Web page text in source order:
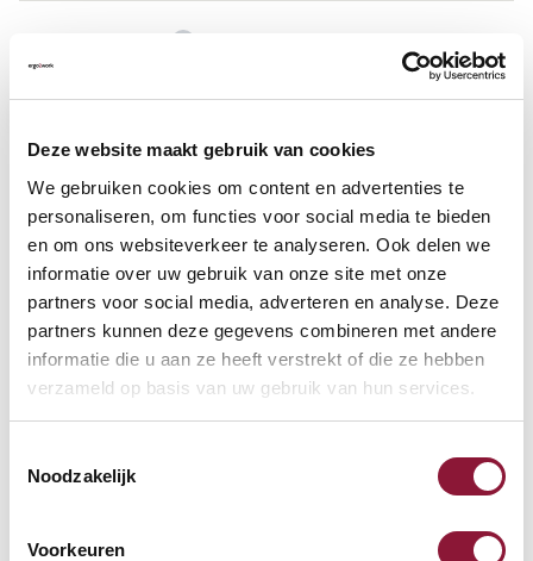
Deze website maakt gebruik van cookies
We gebruiken cookies om content en advertenties te
personaliseren, om functies voor social media te bieden
en om ons websiteverkeer te analyseren. Ook delen we
informatie over uw gebruik van onze site met onze
partners voor social media, adverteren en analyse. Deze
partners kunnen deze gegevens combineren met andere
informatie die u aan ze heeft verstrekt of die ze hebben
verzameld op basis van uw gebruik van hun services.
Noodzakelijk
Voorkeuren
VOETENRING ?
VOETENSTER IN GEPOLIJST ALUMINIUM ?
Beschikbaar
Levertijd: 3-6 weken